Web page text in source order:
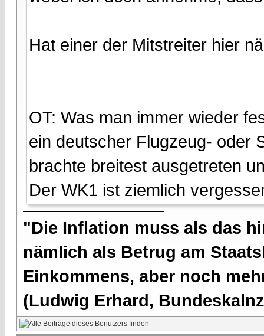
Hat einer der Mitstreiter hier
OT: Was man immer wieder
ein deutscher Flugzeug- oder
brachte breitest ausgetreten
Der WK1 ist ziemlich
"Die Inflation muss als das
nämlich als Betrug am
Einkommens, aber noch
(Ludwig Erhard,